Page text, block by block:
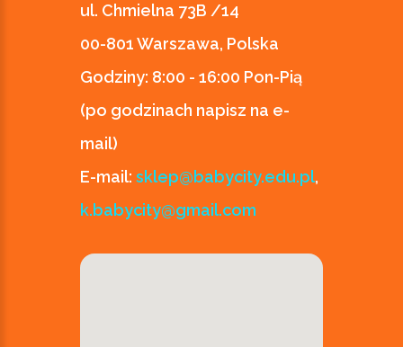
ul. Chmielna 73B /14
00-801 Warszawa, Polska
Godziny: 8:00 - 16:00 Pon-Pią
(po godzinach napisz na e-
mail)
E-mail: sklep@babycity.edu.pl,
k.babycity@gmail.com